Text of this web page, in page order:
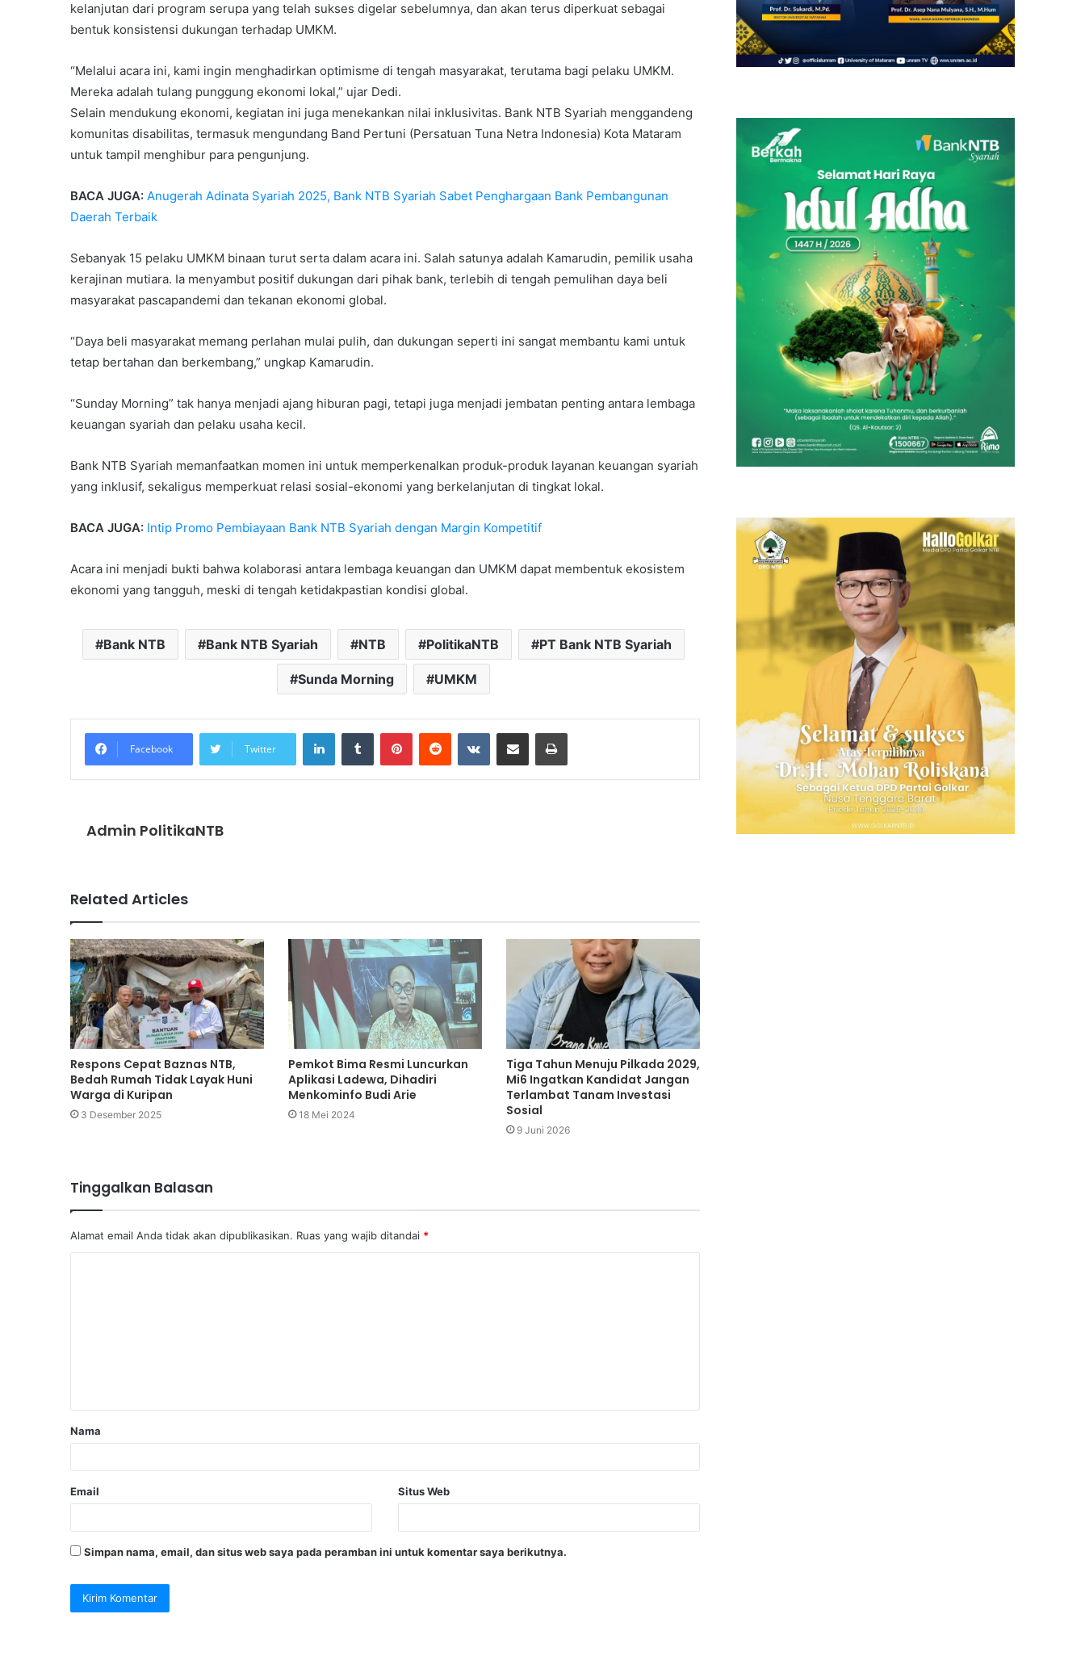
kelanjutan dari program serupa yang telah sukses digelar sebelumnya, dan akan terus diperkuat sebagai
bentuk konsistensi dukungan terhadap UMKM.
“Melalui acara ini, kami ingin menghadirkan optimisme di tengah masyarakat, terutama bagi pelaku UMKM.
Mereka adalah tulang punggung ekonomi lokal,” ujar Dedi.
Selain mendukung ekonomi, kegiatan ini juga menekankan nilai inklusivitas. Bank NTB Syariah menggandeng
komunitas disabilitas, termasuk mengundang Band Pertuni (Persatuan Tuna Netra Indonesia) Kota Mataram
untuk tampil menghibur para pengunjung.
BACA JUGA: Anugerah Adinata Syariah 2025, Bank NTB Syariah Sabet Penghargaan Bank Pembangunan
Daerah Terbaik
Sebanyak 15 pelaku UMKM binaan turut serta dalam acara ini. Salah satunya adalah Kamarudin, pemilik usaha
kerajinan mutiara. Ia menyambut positif dukungan dari pihak bank, terlebih di tengah pemulihan daya beli
masyarakat pascapandemi dan tekanan ekonomi global.
“Daya beli masyarakat memang perlahan mulai pulih, dan dukungan seperti ini sangat membantu kami untuk
tetap bertahan dan berkembang,” ungkap Kamarudin.
“Sunday Morning” tak hanya menjadi ajang hiburan pagi, tetapi juga menjadi jembatan penting antara lembaga
keuangan syariah dan pelaku usaha kecil.
Bank NTB Syariah memanfaatkan momen ini untuk memperkenalkan produk-produk layanan keuangan syariah
yang inklusif, sekaligus memperkuat relasi sosial-ekonomi yang berkelanjutan di tingkat lokal.
BACA JUGA: Intip Promo Pembiayaan Bank NTB Syariah dengan Margin Kompetitif
Acara ini menjadi bukti bahwa kolaborasi antara lembaga keuangan dan UMKM dapat membentuk ekosistem
ekonomi yang tangguh, meski di tengah ketidakpastian kondisi global.
Bank NTB Bank NTB Syariah NTB PolitikaNTB PT Bank NTB Syariah
Sunda Morning UMKM
Facebook Twitter
LinkedInTumblr PinterestReddit VKontakteShare via Email Print
Admin PolitikaNTB
Related Articles
Respons Cepat Baznas NTB,
Bedah Rumah Tidak Layak Huni
Warga di Kuripan
3 Desember 2025
Pemkot Bima Resmi Luncurkan
Aplikasi Ladewa, Dihadiri
Menkominfo Budi Arie
18 Mei 2024
Tiga Tahun Menuju Pilkada 2029,
Mi6 Ingatkan Kandidat Jangan
Terlambat Tanam Investasi
Sosial
9 Juni 2026
Tinggalkan Balasan
Alamat email Anda tidak akan dipublikasikan. Ruas yang wajib ditandai *
Nama
Email Situs Web
Simpan nama, email, dan situs web saya pada peramban ini untuk komentar saya berikutnya.